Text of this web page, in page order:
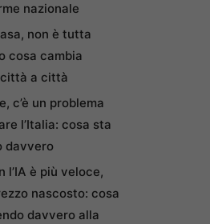
nazionale
non è tutta
cosa cambia
a città
c’è un problema
l’Italia: cosa sta
davvero
l’IA è più veloce,
nascosto: cosa
davvero alla